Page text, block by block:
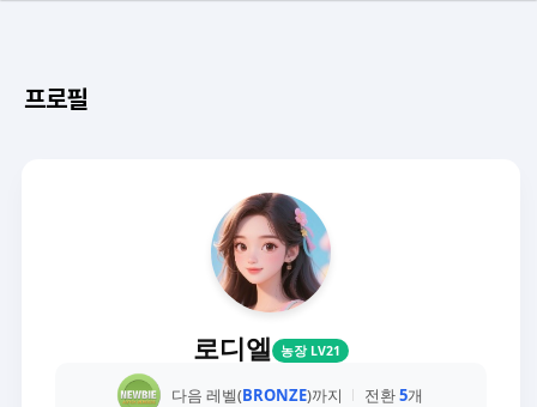
프로필
로디엘 농장 LV21
다음 레벨(BRONZE)까지 전환5개